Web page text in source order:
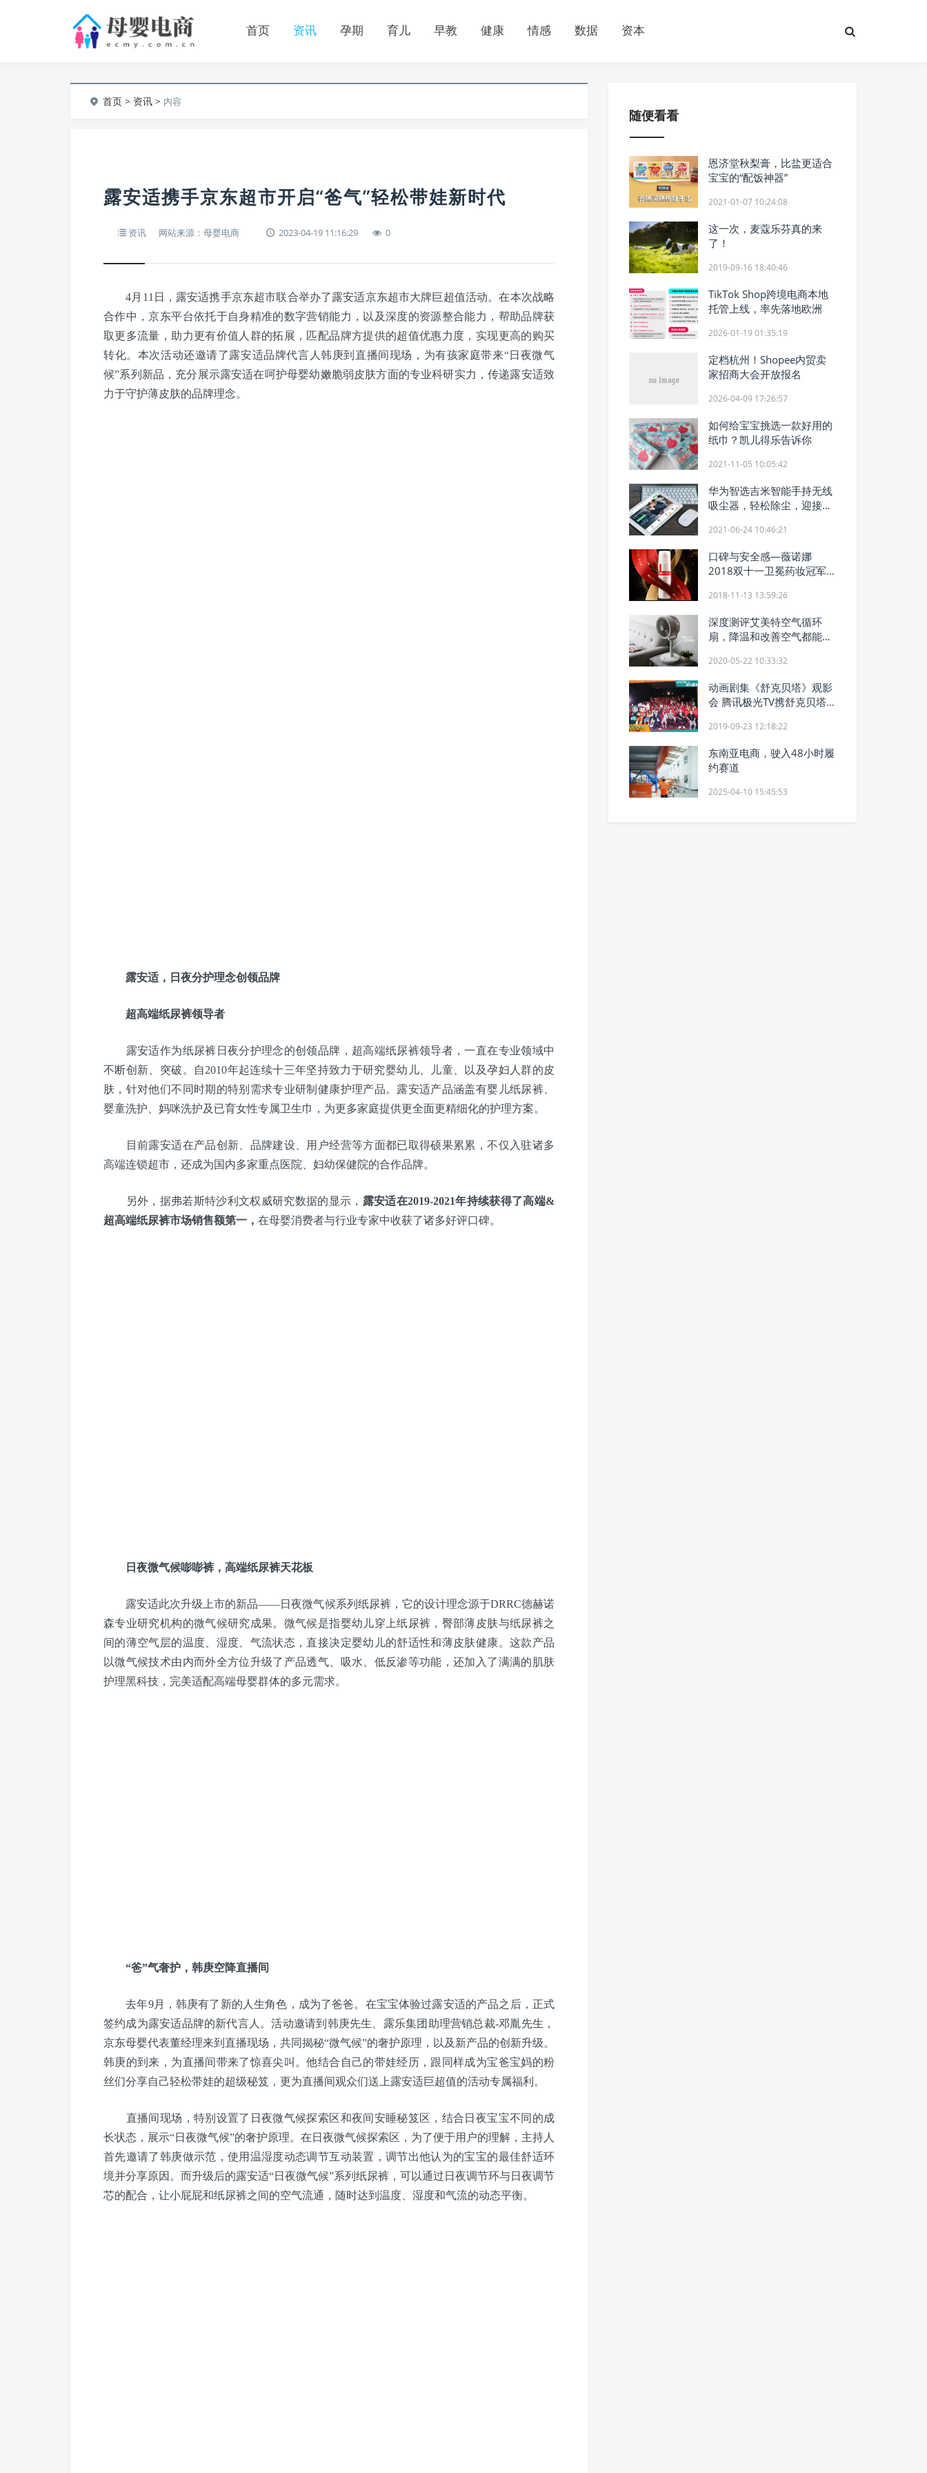
首页 资讯 孕期 育儿 早教 健康 情感 数据 资本
首页 > 资讯 > 内容
露安适携手京东超市开启“爸气”轻松带娃新时代
资讯 网站来源：母婴电商 2023-04-19 11:16:29 0
4月11日，露安适携手京东超市联合举办了露安适京东超市大牌巨超值活动。在本次战略
合作中，京东平台依托于自身精准的数字营销能力，以及深度的资源整合能力，帮助品牌获
取更多流量，助力更有价值人群的拓展，匹配品牌方提供的超值优惠力度，实现更高的购买
转化。本次活动还邀请了露安适品牌代言人韩庚到直播间现场，为有孩家庭带来“日夜微气
候”系列新品，充分展示露安适在呵护母婴幼嫩脆弱皮肤方面的专业科研实力，传递露安适致
力于守护薄皮肤的品牌理念。
露安适，日夜分护理念创领品牌
超高端纸尿裤领导者
露安适作为纸尿裤日夜分护理念的创领品牌，超高端纸尿裤领导者，一直在专业领域中
不断创新、突破。自2010年起连续十三年坚持致力于研究婴幼儿、儿童、以及孕妇人群的皮
肤，针对他们不同时期的特别需求专业研制健康护理产品。露安适产品涵盖有婴儿纸尿裤、
婴童洗护、妈咪洗护及已育女性专属卫生巾，为更多家庭提供更全面更精细化的护理方案。
目前露安适在产品创新、品牌建设、用户经营等方面都已取得硕果累累，不仅入驻诸多
高端连锁超市，还成为国内多家重点医院、妇幼保健院的合作品牌。
另外，据弗若斯特沙利文权威研究数据的显示， 露安适在2019-2021年持续获得了高端&
超高端纸尿裤市场销售额第一， 在母婴消费者与行业专家中收获了诸多好评口碑。
日夜微气候嘭嘭裤，高端纸尿裤天花板
露安适此次升级上市的新品——日夜微气候系列纸尿裤，它的设计理念源于DRRC德赫诺
森专业研究机构的微气候研究成果。微气候是指婴幼儿穿上纸尿裤，臀部薄皮肤与纸尿裤之
间的薄空气层的温度、湿度、气流状态，直接决定婴幼儿的舒适性和薄皮肤健康。这款产品
以微气候技术由内而外全方位升级了产品透气、吸水、低反渗等功能，还加入了满满的肌肤
护理黑科技，完美适配高端母婴群体的多元需求。
“爸”气奢护，韩庚空降直播间
去年9月，韩庚有了新的人生角色，成为了爸爸。在宝宝体验过露安适的产品之后，正式
签约成为露安适品牌的新代言人。活动邀请到韩庚先生、露乐集团助理营销总裁-邓胤先生，
京东母婴代表董经理来到直播现场，共同揭秘“微气候”的奢护原理，以及新产品的创新升级。
韩庚的到来，为直播间带来了惊喜尖叫。他结合自己的带娃经历，跟同样成为宝爸宝妈的粉
丝们分享自己轻松带娃的超级秘笈，更为直播间观众们送上露安适巨超值的活动专属福利。
直播间现场，特别设置了日夜微气候探索区和夜间安睡秘笈区，结合日夜宝宝不同的成
长状态，展示“日夜微气候”的奢护原理。在日夜微气候探索区，为了便于用户的理解，主持人
首先邀请了韩庚做示范，使用温湿度动态调节互动装置，调节出他认为的宝宝的最佳舒适环
境并分享原因。而升级后的露安适“日夜微气候”系列纸尿裤，可以通过日夜调节环与日夜调节
芯的配合，让小屁屁和纸尿裤之间的空气流通，随时达到温度、湿度和气流的动态平衡。
随便看看
恩济堂秋梨膏，比盐更适合
宝宝的“配饭神器”
2021-01-07 10:24:08
这一次，麦蔻乐芬真的来
了！
2019-09-16 18:40:46
TikTok Shop跨境电商本地
托管上线，率先落地欧洲
2026-01-19 01:35:19
定档杭州！Shopee内贸卖
家招商大会开放报名
2026-04-09 17:26:57
如何给宝宝挑选一款好用的
纸巾？凯儿得乐告诉你
2021-11-05 10:05:42
华为智选吉米智能手持无线
吸尘器，轻松除尘，迎接清
2021-06-24 10:46:21
口碑与安全感—薇诺娜
2018双十一卫冕药妆冠军
2018-11-13 13:59:26
深度测评艾美特空气循环
扇，降温和改善空气都能轻
2020-05-22 10:33:32
动画剧集《舒克贝塔》观影
会 腾讯极光TV携舒克贝塔
2019-09-23 12:18:22
东南亚电商，驶入48小时履
约赛道
2025-04-10 15:45:53